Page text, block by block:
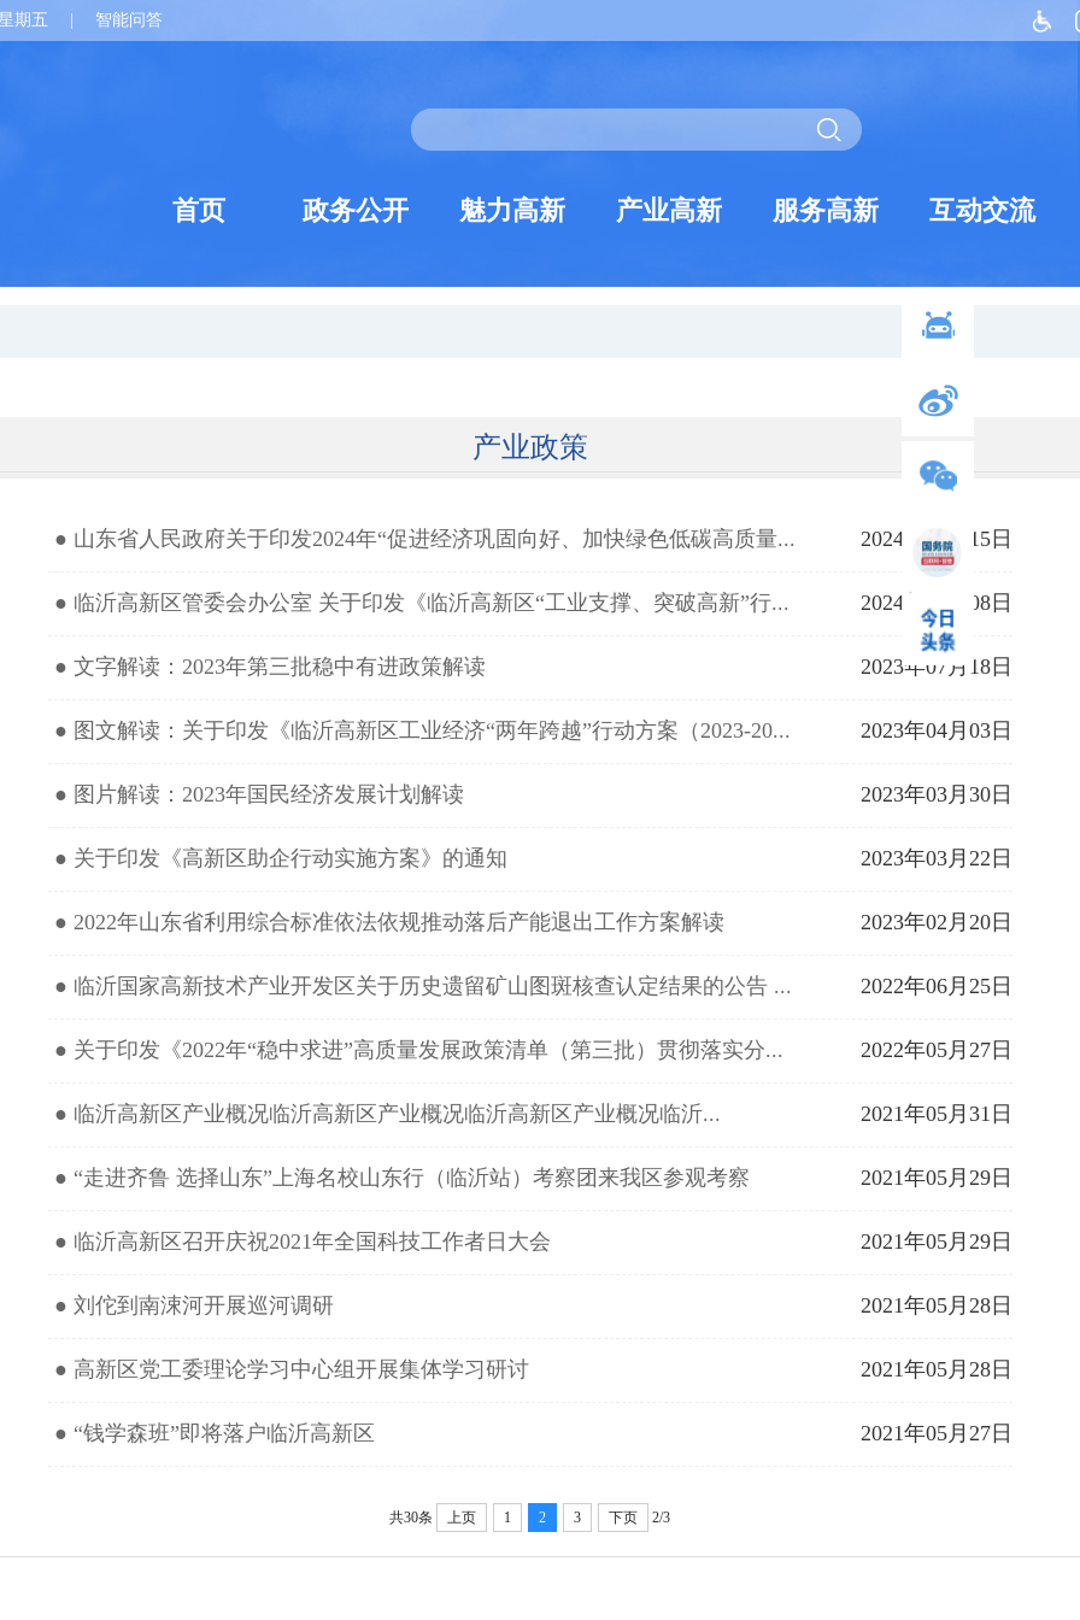
期五 智能问答
首页 政务公开 魅力高新 产业高新 服务高新 互动交流
产业政策
● 山东省人民政府关于印发2024年“促进经济巩固向好、加快绿色低碳高质量... 2024年07月15日
● 临沂高新区管委会办公室 关于印发《临沂高新区“工业支撑、突破高新”行... 2024年05月08日
● 文字解读：2023年第三批稳中有进政策解读 2023年07月18日
● 图文解读：关于印发《临沂高新区工业经济“两年跨越”行动方案（2023-20... 2023年04月03日
● 图片解读：2023年国民经济发展计划解读 2023年03月30日
● 关于印发《高新区助企行动实施方案》的通知 2023年03月22日
● 2022年山东省利用综合标准依法依规推动落后产能退出工作方案解读 2023年02月20日
● 临沂国家高新技术产业开发区关于历史遗留矿山图斑核查认定结果的公告 ... 2022年06月25日
● 关于印发《2022年“稳中求进”高质量发展政策清单（第三批）贯彻落实分... 2022年05月27日
● ​临沂高新区产业概况​临沂高新区产业概况​临沂高新区产业概况​临沂... 2021年05月31日
● “走进齐鲁 选择山东”上海名校山东行（临沂站）考察团来我区参观考察 2021年05月29日
● 临沂高新区召开庆祝2021年全国科技工作者日大会 2021年05月29日
● 刘佗到南涑河开展巡河调研 2021年05月28日
● 高新区党工委理论学习中心组开展集体学习研讨 2021年05月28日
● “钱学森班”即将落户临沂高新区 2021年05月27日
共30条 上页 1 2 3 下页 2/3